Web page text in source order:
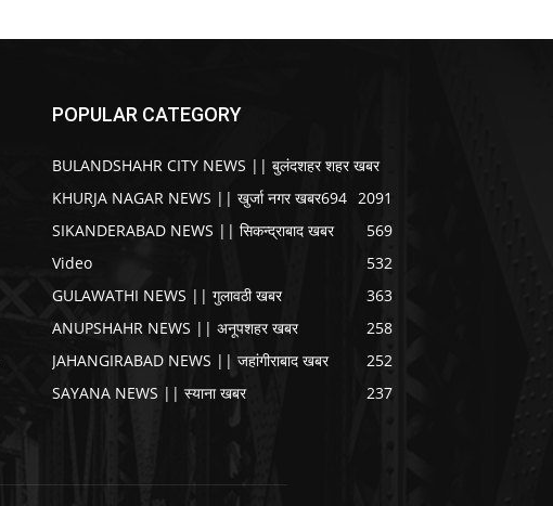
POPULAR CATEGORY
BULANDSHAHR CITY NEWS || बुलंदशहर शहर खबर
2091
KHURJA NAGAR NEWS || खुर्जा नगर खबर694
SIKANDERABAD NEWS || सिकन्द्राबाद खबर
569
Video
532
GULAWATHI NEWS || गुलावठी खबर
363
ANUPSHAHR NEWS || अनूपशहर खबर
258
JAHANGIRABAD NEWS || जहांगीराबाद खबर
252
SAYANA NEWS || स्याना खबर
237